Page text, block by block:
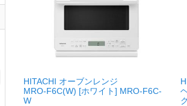
HITACHI オーブンレンジ
MRO-F6C(W) [ホワイト] MRO-F6C-
W